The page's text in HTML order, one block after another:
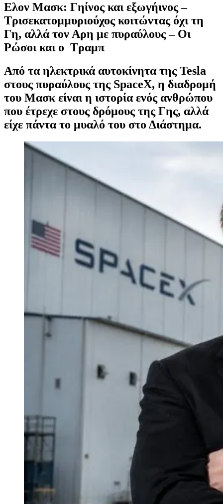
Ελον Μασκ: Γηίνος και εξωγήινος –
Τρισεκατομμυριούχος κοιτώντας όχι τη
Γη, αλλά τον Αρη με πυραύλους – Οι
Ρώσοι και ο Τραμπ
Από τα ηλεκτρικά αυτοκίνητα της Tesla
στους πυραύλους της SpaceX, η διαδρομή
του Μασκ είναι η ιστορία ενός ανθρώπου
που έτρεχε στους δρόμους της Γης, αλλά
είχε πάντα το μυαλό του στο Διάστημα.